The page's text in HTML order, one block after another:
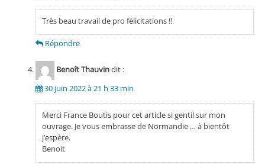
Très beau travail de pro félicitations !!
Répondre
Benoît Thauvindit :
30 juin 2022 à 21 h 33 min
Merci France Boutis pour cet article si gentil sur mon
ouvrage. Je vous embrasse de Normandie … à bientôt
j’espère.
Benoit